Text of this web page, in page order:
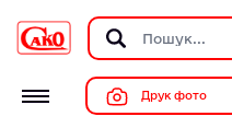
Друк фото